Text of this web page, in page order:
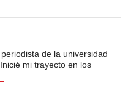
de la universidad
mi trayecto en los